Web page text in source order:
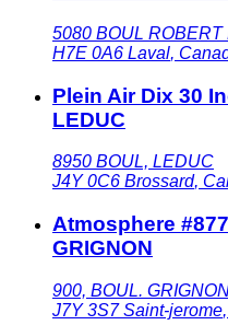
5080 BOUL ROBERT
H7E 0A6 Laval,
Plein Air Dix 30
LEDUC
8950 BOUL, LEDUC
J4Y 0C6 Brossard,
Atmosphere
GRIGNON
900, BOUL.
J7Y 3S7 Saint-jerome,